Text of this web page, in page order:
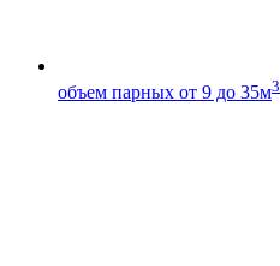
объем парных от 9 до 35м3